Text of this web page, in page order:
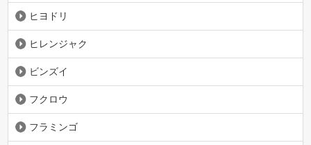
ヒヨドリ
ヒレンジャク
ビンズイ
フクロウ
フラミンゴ